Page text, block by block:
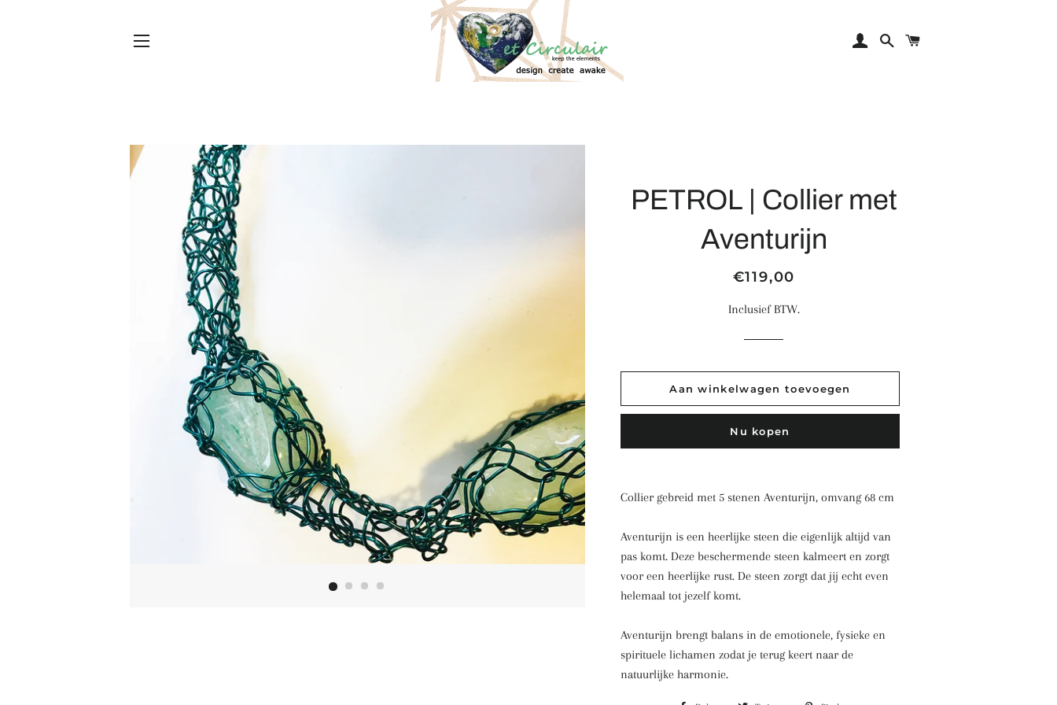
Aanmelden
Zoeken
PETROL | Collier met
Aventurijn
Normale
Aanbiedingsprijs
€119,00
Inclusief BTW.
Aan winkelwagen toevoegen
Nu kopen
Collier gebreid met 5 stenen Aventurijn, omvang 68 cm
Aventurijn is een heerlijke steen die eigenlijk altijd van
pas komt. Deze beschermende steen kalmeert en zorgt
voor een heerlijke rust. De steen zorgt dat jij echt even
helemaal tot jezelf komt.
Aventurijn brengt balans in de emotionele, fysieke en
spirituele lichamen zodat je terug keert naar de
natuurlijke harmonie.